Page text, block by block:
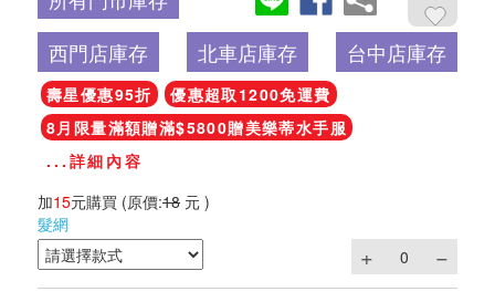
西門店庫存 北車店庫存 台中店庫存
壽星優惠95折
優惠超取1200免運費
8月限量滿額贈滿$5800贈美樂蒂水手服
...詳細內容
加15元購買 (原價:18 元 )
髮網